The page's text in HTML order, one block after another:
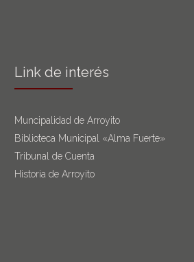
Link de interés
Muncipalidad de Arroyito
Biblioteca Municipal «Alma Fuerte»
Tribunal de Cuenta
Historia de Arroyito